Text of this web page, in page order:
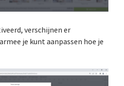
verschijnen er
je kunt aanpassen hoe je